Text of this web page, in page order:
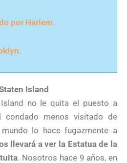
por Harlem.
Island
no le quita el puesto a
condado menos visitado de
lo hace fugazmente a
llevará a ver la Estatua de la
. Nosotros hace 9 años, en